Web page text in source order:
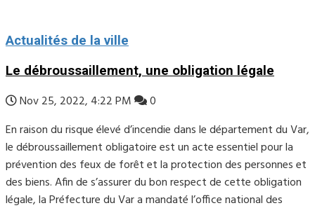
Actualités de la ville
Le débroussaillement, une obligation légale
Nov 25, 2022, 4:22 PM
0
En raison du risque élevé d’incendie dans le département du Var,
le débroussaillement obligatoire est un acte essentiel pour la
prévention des feux de forêt et la protection des personnes et
des biens. Afin de s’assurer du bon respect de cette obligation
légale, la Préfecture du Var a mandaté l’office national des